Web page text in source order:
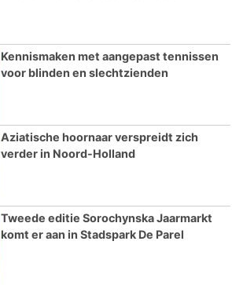
Kennismaken met aangepast tennissen
voor blinden en slechtzienden
Aziatische hoornaar verspreidt zich
verder in Noord-Holland
Tweede editie Sorochynska Jaarmarkt
komt er aan in Stadspark De Parel